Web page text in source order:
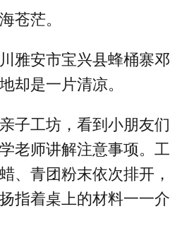
苍茫。
雅安市宝兴县蜂桶寨邓
却是一片清凉。
子工坊，看到小朋友们
老师讲解注意事项。工
、青团粉末依次排开，
指着桌上的材料一一介